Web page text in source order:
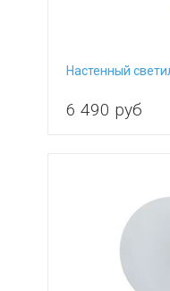
Настенный
6 490 руб